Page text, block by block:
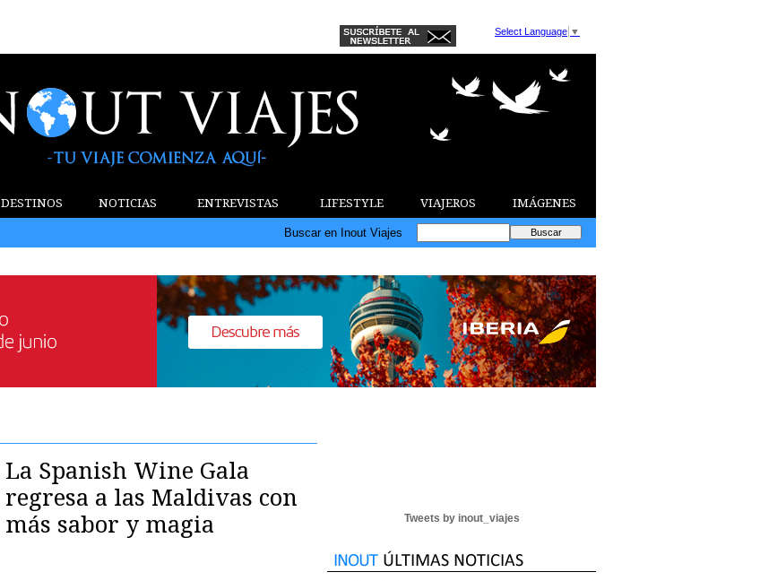
Select Language ▼
DESTINOS NOTICIAS ENTREVISTAS LIFESTYLE VIAJEROS IMÁGENES
Buscar en Inout Viajes
La Spanish Wine Gala
regresa a las Maldivas con
más sabor y magia
Tweets by inout_viajes